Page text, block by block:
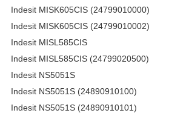
Indesit MISK605CIS (24799010000)
Indesit MISK605CIS (24799010002)
Indesit MISL585CIS
Indesit MISL585CIS (24799020500)
Indesit NS5051S
Indesit NS5051S (24890910100)
Indesit NS5051S (24890910101)